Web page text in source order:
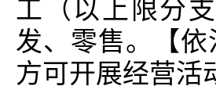
工（以上限分
发、零售。【
方可开展经营活